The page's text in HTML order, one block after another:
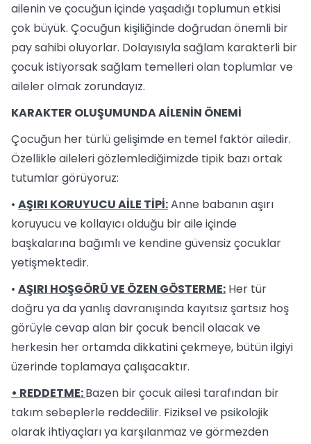
ailenin ve çocuğun içinde yaşadığı toplumun etkisi
çok büyük. Çocuğun kişiliğinde doğrudan önemli bir
pay sahibi oluyorlar. Dolayısıyla sağlam karakterli bir
çocuk istiyorsak sağlam temelleri olan toplumlar ve
aileler olmak zorundayız.
KARAKTER OLUŞUMUNDA AİLENİN ÖNEMİ
Çocuğun her türlü gelişimde en temel faktör ailedir.
Özellikle aileleri gözlemlediğimizde tipik bazı ortak
tutumlar görüyoruz:
• AŞIRI KORUYUCU AİLE TİPİ:Anne babanın aşırı
koruyucu ve kollayıcı olduğu bir aile içinde
başkalarına bağımlı ve kendine güvensiz çocuklar
yetişmektedir.
• AŞIRI HOŞGÖRÜ VE ÖZEN GÖSTERME: Her tür
doğru ya da yanlış davranışında kayıtsız şartsız hoş
görüyle cevap alan bir çocuk bencil olacak ve
herkesin her ortamda dikkatini çekmeye, bütün ilgiyi
üzerinde toplamaya çalışacaktır.
• REDDETME:Bazen bir çocuk ailesi tarafından bir
takım sebeplerle reddedilir. Fiziksel ve psikolojik
olarak ihtiyaçları ya karşılanmaz ve görmezden